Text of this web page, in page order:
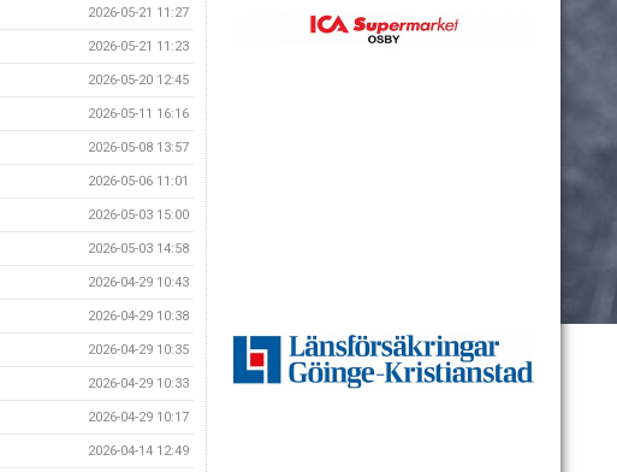
2026-05-21 11:27
2026-05-21 11:23
2026-05-20 12:45
2026-05-11 16:16
2026-05-08 13:57
2026-05-06 11:01
2026-05-03 15:00
2026-05-03 14:58
2026-04-29 10:43
2026-04-29 10:38
2026-04-29 10:35
2026-04-29 10:33
2026-04-29 10:17
2026-04-14 12:49